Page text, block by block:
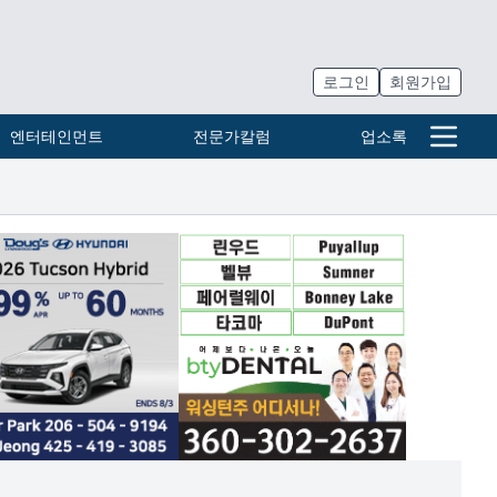
로그인 회원가입
엔터테인먼트 전문가칼럼 업소록